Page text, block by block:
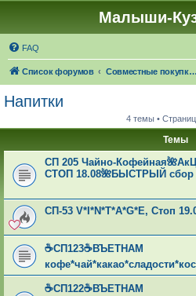
Малыши-
FAQ
Список форумов Совместные покупки "Малыши-Кузнечики"
Напитки
4 темы •
Темы
СП 205 Чайно-
СТОП 18.08🌺БЫСТРЫЙ сбор
СП-53 V*I*N*T*A*G*E, Стоп
☕СП123☕ВЪЕТНАМ
☕СП122☕ВЪЕТНАМ